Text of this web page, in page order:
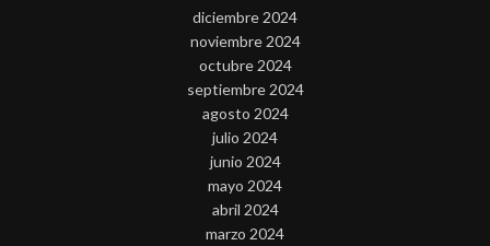
diciembre 2024
noviembre 2024
octubre 2024
septiembre 2024
agosto 2024
julio 2024
junio 2024
mayo 2024
abril 2024
marzo 2024